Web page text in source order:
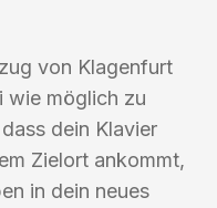
von Klagenfurt
wie möglich zu
dein Klavier
Zielort ankommt,
in dein neues